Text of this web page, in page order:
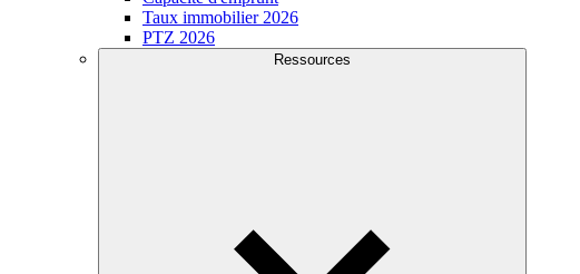
Taux immobilier 2026
PTZ 2026
Ressources